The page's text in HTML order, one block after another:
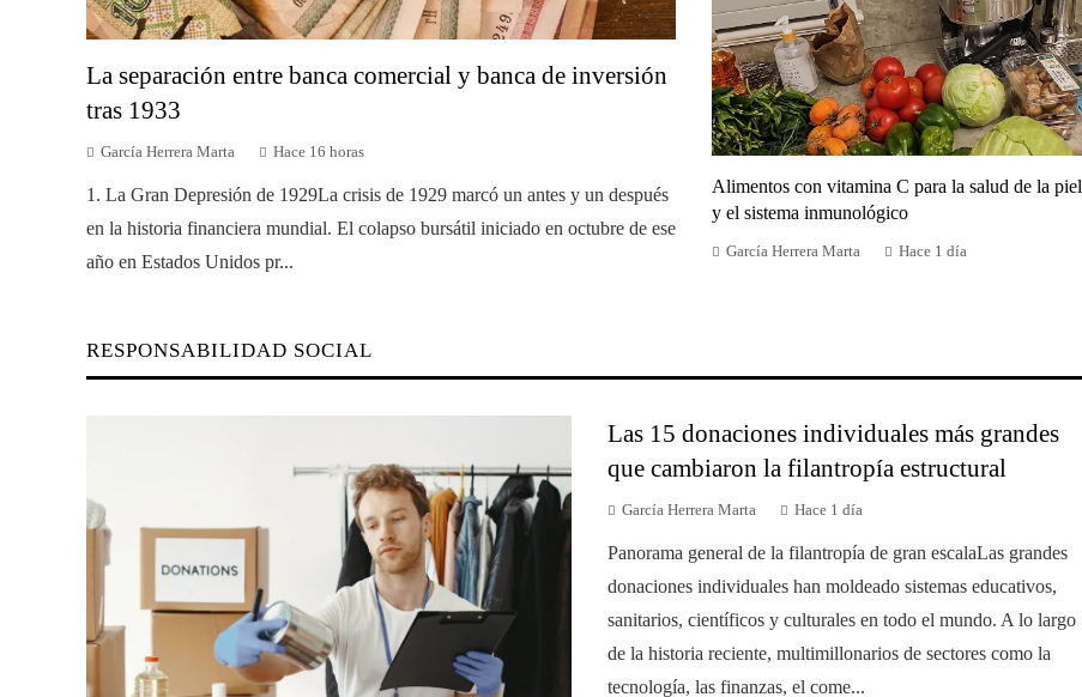
La separación entre banca comercial y banca de inversión
tras 1933
García Herrera Marta Hace 16 horas
1. La Gran Depresión de 1929La crisis de 1929 marcó un antes y un después
en la historia financiera mundial. El colapso bursátil iniciado en octubre de ese
año en Estados Unidos pr...
Alimentos con vitamina C para la salud de la piel
y el sistema inmunológico
García Herrera Marta Hace 1 día
RESPONSABILIDAD SOCIAL
Las 15 donaciones individuales más grandes
que cambiaron la filantropía estructural
García Herrera Marta Hace 1 día
Panorama general de la filantropía de gran escalaLas grandes
donaciones individuales han moldeado sistemas educativos,
sanitarios, científicos y culturales en todo el mundo. A lo largo
de la historia reciente, multimillonarios de sectores como la
tecnología, las finanzas, el come...